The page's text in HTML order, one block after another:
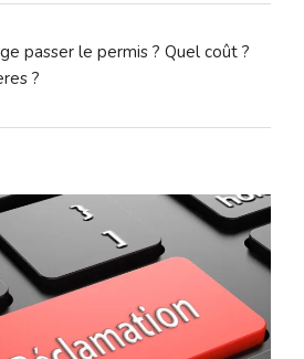
passer le permis ? Quel coût ?
?